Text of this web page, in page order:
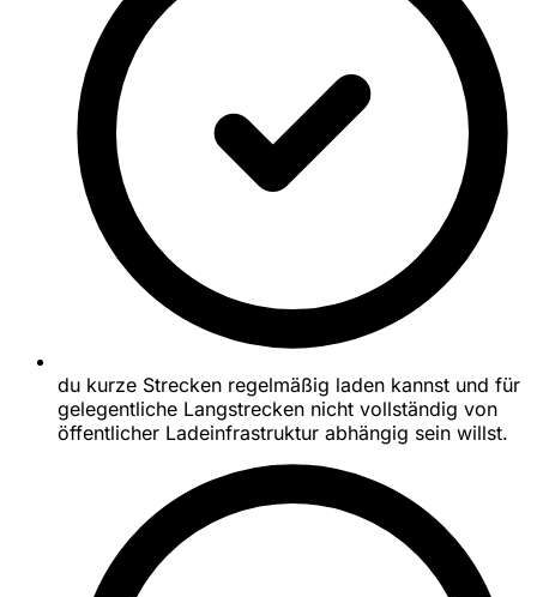
du kurze Strecken regelmäßig laden kannst und für
gelegentliche Langstrecken nicht vollständig von
öffentlicher Ladeinfrastruktur abhängig sein willst.